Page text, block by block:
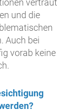
vertraut
und die
Auch bei
vorab keine